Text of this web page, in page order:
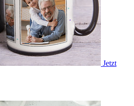
Jetzt